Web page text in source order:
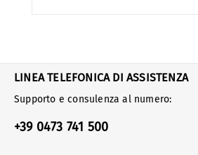
LINEA TELEFONICA DI ASSISTENZA
Supporto e consulenza al numero:
+39 0473 741 500